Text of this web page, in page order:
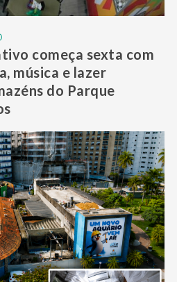
começa sexta com
música e lazer
do Parque